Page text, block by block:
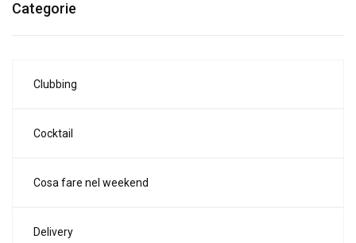
Categorie
Clubbing
Cocktail
Cosa fare nel weekend
Delivery